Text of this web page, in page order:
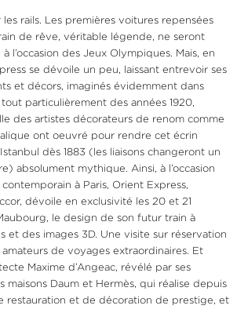
les rails. Les premières voitures repensées
de rêve, véritable légende, ne seront
l’occasion des Jeux Olympiques. Mais, en
se dévoile un peu, laissant entrevoir ses
et décors, imaginés évidemment dans
particulièrement des années 1920,
des artistes décorateurs de renom comme
ont oeuvré pour rendre cet écrin
dès 1883 (les liaisons changeront un
absolument mythique. Ainsi, à l’occasion
à Paris, Orient Express,
dévoile en exclusivité les 20 et 21
le design de son futur train à
et des images 3D. Une visite sur réservation
de voyages extraordinaires. Et
Maxime d’Angeac, révélé par ses
maisons Daum et Hermès, qui réalise depuis
restauration et de décoration de prestige, et